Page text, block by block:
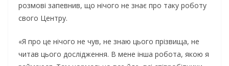
розмові запевнив, що нічого не знає про таку роботу
свого Центру.
«Я про це нічого не чув, не знаю цього прізвища, не
читав цього дослідження. В мене інша робота, якою я